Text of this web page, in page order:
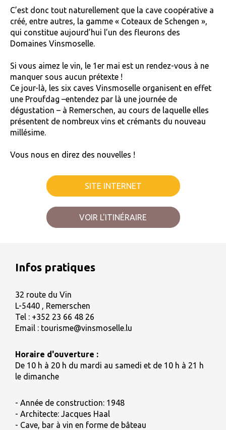
C’est donc tout naturellement que la cave coopérative a
créé, entre autres, la gamme « Coteaux de Schengen »,
qui constitue aujourd’hui l’un des fleurons des
Domaines Vinsmoselle.
Si vous aimez le vin, le 1er mai est un rendez-vous à ne
manquer sous aucun prétexte !
Ce jour-là, les six caves Vinsmoselle organisent en effet
une Proufdag –entendez par là une journée de
dégustation – à Remerschen, au cours de laquelle elles
présentent de nombreux vins et crémants du nouveau
millésime.
Vous nous en direz des nouvelles !
SITE INTERNET
VOIR L'ITINÉRAIRE
Infos pratiques
32 route du Vin
L-5440 , Remerschen
Tel : +352 23 66 48 26
Email : tourisme@vinsmoselle.lu
Horaire d'ouverture :
De 10 h à 20 h du mardi au samedi et de 10 h à 21 h
le dimanche
- Année de construction: 1948
- Architecte: Jacques Haal
- Cave, bar à vin en forme de bâteau